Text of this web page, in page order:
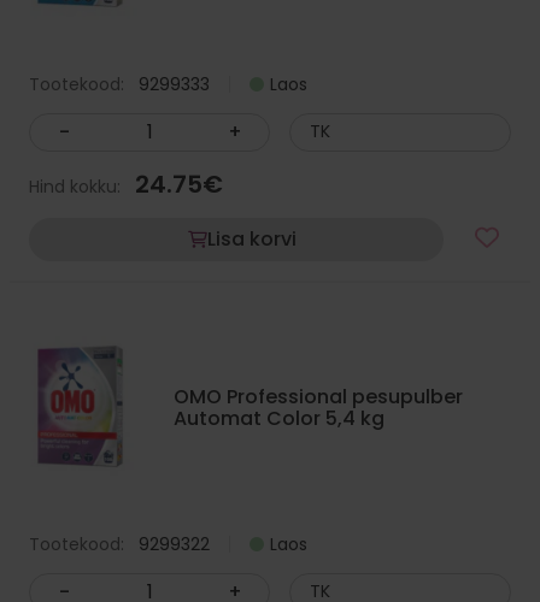
Tootekood: 9299333 Laos
- + TK
Hind kokku: 24.75€
Lisa korvi
OMO Professional pesupulber
Automat Color 5,4 kg
Tootekood: 9299322 Laos
- + TK